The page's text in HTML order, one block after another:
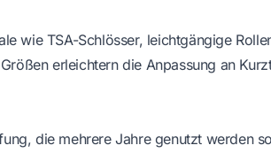
wie TSA-Schlösser, leichtgängige
erleichtern die Anpassung an
die mehrere Jahre genutzt werden